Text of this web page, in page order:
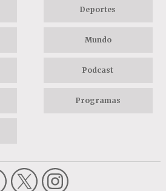
Deportes
Mundo
Podcast
Programas